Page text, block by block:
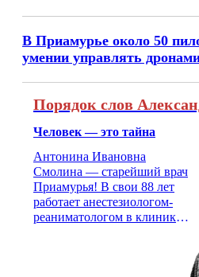
В Приамурье около 50
умении управлять
Порядок слов
Человек — это тайна
Антонина Ивановна
Смолина — старейший врач
Приамурья! В свои 88 лет
работает анестезиологом-
реаниматологом в клинике